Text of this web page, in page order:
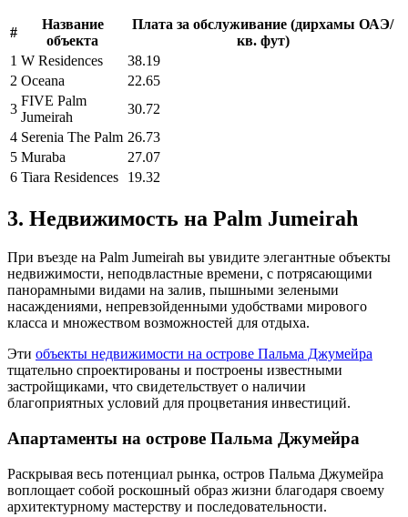
#
Название
объекта
Плата за обслуживание (дирхамы ОАЭ/
кв. фут)
1 W Residences
38.19
2 Oceana
22.65
3
FIVE Palm
Jumeirah
30.72
4 Serenia The Palm 26.73
5 Muraba
27.07
6 Tiara Residences 19.32
3. Недвижимость на Palm Jumeirah
При въезде на Palm Jumeirah вы увидите элегантные объекты
недвижимости, неподвластные времени, с потрясающими
панорамными видами на залив, пышными зелеными
насаждениями, непревзойденными удобствами мирового
класса и множеством возможностей для отдыха.
Эти объекты недвижимости на острове Пальма Джумейра
тщательно спроектированы и построены известными
застройщиками, что свидетельствует о наличии
благоприятных условий для процветания инвестиций.
Апартаменты на острове Пальма Джумейра
Раскрывая весь потенциал рынка, остров Пальма Джумейра
воплощает собой роскошный образ жизни благодаря своему
архитектурному мастерству и последовательности.